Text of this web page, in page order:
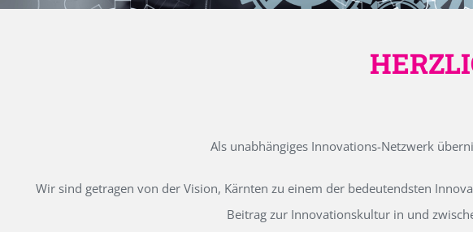
Als unabhängiges Innovations-Netzwerk
Wir sind getragen von der Vision, Kärnten zu einem der bedeutendsten
Beitrag zur Innovationskultur in und